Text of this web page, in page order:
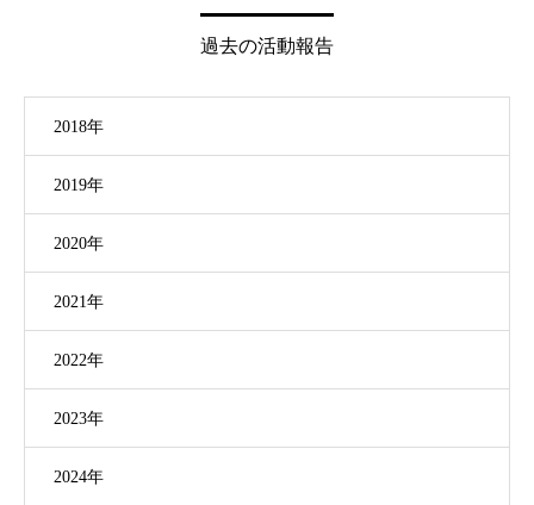
過去の活動報告
2018年
2019年
2020年
2021年
2022年
2023年
2024年